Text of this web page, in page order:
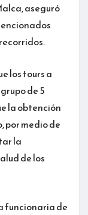
aseguró
los tours a
de 5
la obtención
por medio de
la
de los
funcionaria de